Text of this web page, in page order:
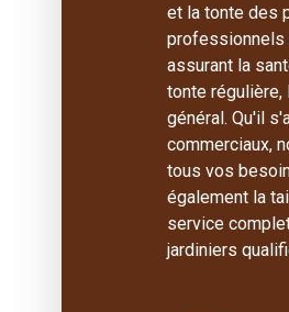
et la tonte des
professionnels
assurant la
tonte
général. Qu'il
commerciaux,
tous vos
également la
service
jardiniers